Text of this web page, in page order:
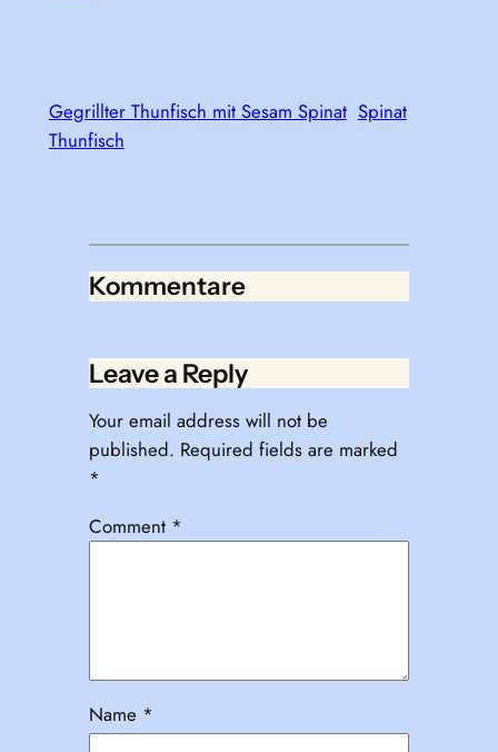
Gegrillter Thunfisch mit Sesam Spinat Spinat
Thunfisch
Kommentare
Leave a Reply
Your email address will not be
published. Required fields are marked
*
Comment *
Name *